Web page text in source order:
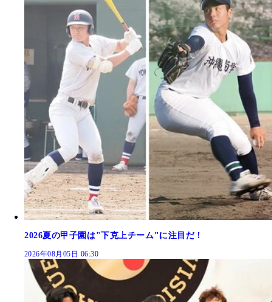
2026夏の甲子園は"下克上チーム"に注目だ！
2026年08月05日 06:30